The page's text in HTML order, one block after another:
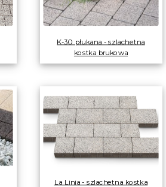
K-30 płukana - szlachetna
kostka brukowa
La Linia - szlachetna kostka